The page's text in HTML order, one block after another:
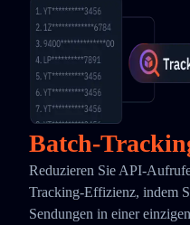
Batch-
Reduzieren Sie API-
Tracking-Effizienz, indem
Sendungen in einer